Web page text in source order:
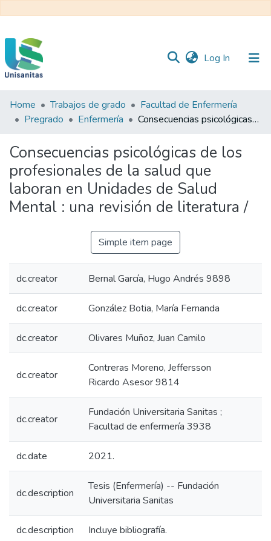
Log In (current)
Inicio
Web
Unisanitas
Home Trabajos de grado
Facultad de Enfermería
Pregrado
Enfermería Consecuencias psicológicas de los profesionales de la salud que laboran en Unidades de Salud Mental : una revisión de literatura /
Consecuencias psicológicas de los
profesionales de la salud que
laboran en Unidades de Salud
Mental : una revisión de literatura /
Simple item page
dc.creator Bernal García, Hugo Andrés 9898
dc.creator González Botia, María Fernanda
dc.creator Olivares Muñoz, Juan Camilo
dc.creator
Contreras Moreno, Jeffersson
Ricardo Asesor 9814
dc.creator
Fundación Universitaria Sanitas ;
Facultad de enfermería 3938
dc.date 2021.
dc.description
Tesis (Enfermería) -- Fundación
Universitaria Sanitas
dc.description Incluye bibliografía.